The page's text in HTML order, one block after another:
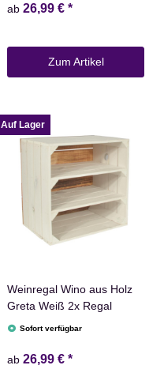
ab 26,99 € *
Zum Artikel
Auf Lager
Weinregal Wino aus Holz
Greta Weiß 2x Regal
Sofort verfügbar
ab 26,99 € *